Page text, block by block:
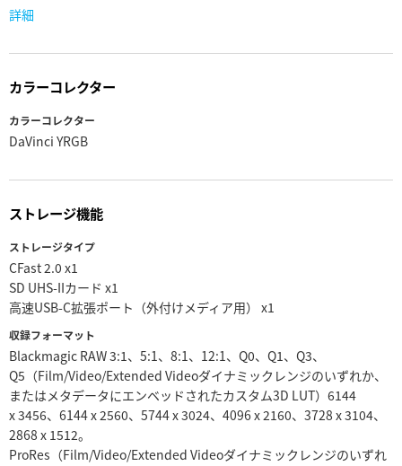
詳細
カラーコレクター
カラーコレクター
DaVinci YRGB
ストレージ機能
ストレージタイプ
CFast 2.0 x1
SD UHS-IIカード x1
高速USB-C拡張ポート（外付けメディア用） x1
収録フォーマット
Blackmagic RAW 3:1、5:1、8:1、12:1、Q0、Q1、Q3、
Q5（Film/Video/Extended Videoダイナミックレンジのいずれか、
またはメタデータにエンベッドされたカスタム3D LUT）6144
x 3456、6144 x 2560、5744 x 3024、4096 x 2160、3728 x 3104、
2868 x 1512。
ProRes（Film/Video/Extended Videoダイナミックレンジのいずれ